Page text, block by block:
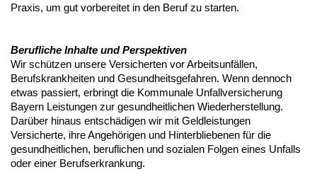
Praxis, um gut vorbereitet in den Beruf zu starten.
Berufliche Inhalte und Perspektiven
Wir schützen unsere Versicherten vor Arbeitsunfällen,
Berufskrankheiten und Gesundheitsgefahren. Wenn dennoch
etwas passiert, erbringt die Kommunale Unfallversicherung
Bayern Leistungen zur gesundheitlichen Wiederherstellung.
Darüber hinaus entschädigen wir mit Geldleistungen
Versicherte, ihre Angehörigen und Hinterbliebenen für die
gesundheitlichen, beruflichen und sozialen Folgen eines Unfalls
oder einer Berufserkrankung.